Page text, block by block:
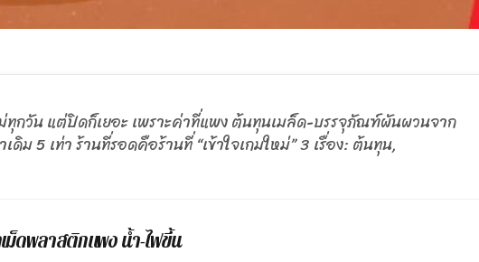
ทุกวัน แต่ปิดก็เยอะ เพราะค่าที่แพง ต้นทุนเมล็ด-บรรจุภัณฑ์ผันผวนจาก
ดิม 5 เท่า ร้านที่รอดคือร้านที่ “เข้าใจเกมใหม่” 3 เรื่อง: ต้นทุน,
ม็ดพลาสติกแพง น้ำ-ไฟขึ้น